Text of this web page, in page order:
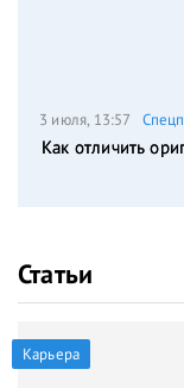
3 июля, 13:57
Как отличить
Статьи
Карьера